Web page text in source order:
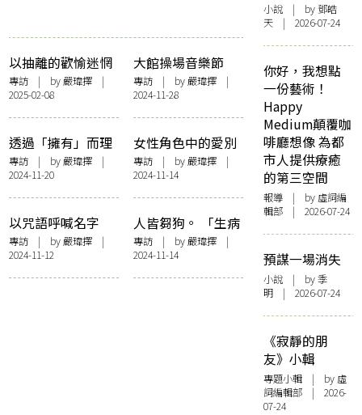
以抽離的歡愉迷惘
透過慾望尋找自我
——專訪《艾曼紐
2024》導演Audrey
Diwan
專訪 | by嚴瑋擇 |
2025-02-08
大館操場音樂節
《坐看月起時──
夜曲》 跨越界限與
時空，追尋夜中的
存在。 ——專訪鋼
琴家沈靖韜
專訪| by嚴瑋擇|
2024-11-28
透過「擁有」而理
解自己的「存有」
從內外之間感受存
在的純粹 ——專訪
deTour 2024 設計
節策展人陳濬人、
《內外之間》創作
專訪 | by嚴瑋擇 |
2024-11-20
女性角色中的愛別
離、怨憎會、求不
得。 若死亡必然到
來，我們該如何好
好道別？ ——專訪
《破 · 地獄》演員
衛詩雅、梁雍婷、
專訪| by嚴瑋擇|
2024-11-14
以咒語呼喊名字
「在這個一無所有
的地方，能不能生
出一點什麼東西
專訪 | by嚴瑋擇 |
2024-11-12
人皆芻狗。 「生病
的人還在生病，痛
苦的人還在痛苦。
那拍來幹什麼
專訪| by嚴瑋擇|
2024-11-14
小說 | by 鄧皓
天 | 2026-07-24
你好，我想點
一份藝術！
Happy
Medium顛覆咖
啡廳想像 為都
市人提供療癒
的第三空間
報導 | by 虛詞編
輯部 | 2026-07-24
預謀一場消失
小說 | by 季
明 | 2026-07-24
《寂靜的朋
友》小輯
專題小輯 | by 虛
詞編輯部 | 2026-
07-24